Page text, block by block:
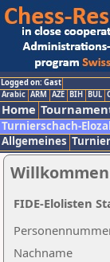
Logged on: Gast
Arabic ARM AZE BIH BUL
Home
Turnierschach-
Allgemeines
Nachname
FIDE-Elolisten